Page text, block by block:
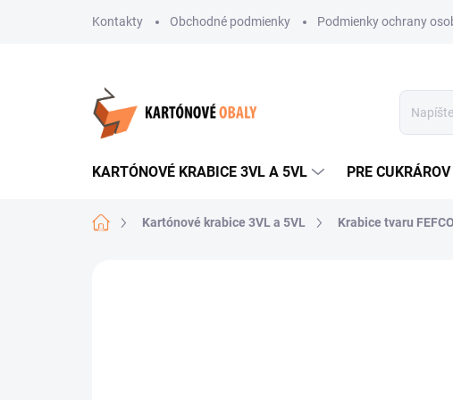
Kontakty Obchodné podmienky Podmienky ochrany
KARTÓNOVÉ KRABICE 3VL A 5VL PRE
DomovKartónové krabice 3VL a 5VL Krabice tvaru